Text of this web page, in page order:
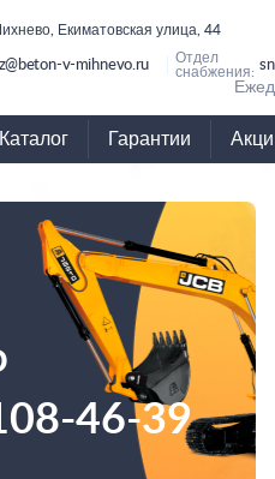
Екиматовская улица, 44
v-mihnevo.ru
Отдел
снабжения:
Каталог Гарантии
46-39